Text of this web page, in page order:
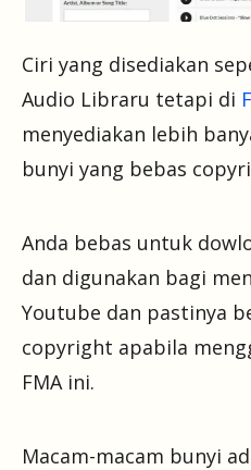
Ciri yang disediakan
Audio Libraru tetapi di
menyediakan lebih
bunyi yang bebas
Anda bebas untuk
dan digunakan bagi
Youtube dan pastinya
copyright apabila
FMA ini.
Macam-macam bunyi